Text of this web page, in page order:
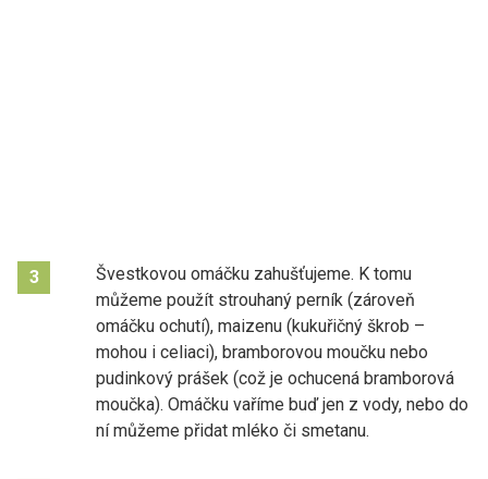
3
Švestkovou omáčku zahušťujeme. K tomu
můžeme použít strouhaný perník (zároveň
omáčku ochutí), maizenu (kukuřičný škrob –
mohou i celiaci), bramborovou moučku nebo
pudinkový prášek (což je ochucená bramborová
moučka). Omáčku vaříme buď jen z vody, nebo do
ní můžeme přidat mléko či smetanu.